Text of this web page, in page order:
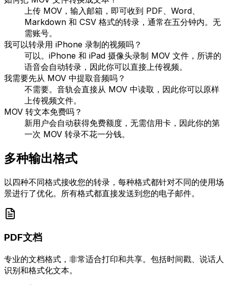
上传 MOV，输入邮箱，即可收到 PDF、Word、
Markdown 和 CSV 格式的转录，通常在五分钟内。无
需账号。
我可以转录用 iPhone 录制的视频吗？
可以。iPhone 和 iPad 摄像头录制 MOV 文件，所讲的
语音会自动转录，因此你可以直接上传视频。
我需要先从 MOV 中提取音频吗？
不需要。音轨会直接从 MOV 中读取，因此你可以原样
上传视频文件。
MOV 转文本免费吗？
新用户会自动获得免费额度，无需信用卡，因此你的第
一次 MOV 转录不花一分钱。
多种输出格式
以四种不同格式接收您的转录，每种格式都针对不同的使用场
景进行了优化。所有格式都直接发送到您的电子邮件。
PDF文档
专业的文档格式，非常适合打印和共享。包括时间戳、说话人
识别和格式化文本。